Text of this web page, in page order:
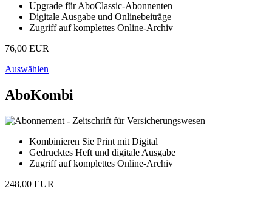
Upgrade für AboClassic-Abonnenten
Digitale Ausgabe und Onlinebeiträge
Zugriff auf komplettes Online-Archiv
76,00 EUR
Auswählen
AboKombi
Kombinieren Sie Print mit Digital
Gedrucktes Heft und digitale Ausgabe
Zugriff auf komplettes Online-Archiv
248,00 EUR